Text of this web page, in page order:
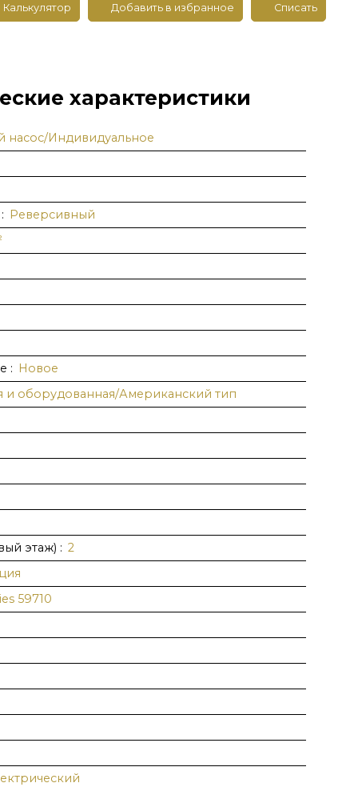
Калькулятор Добавить в избранное Списать
характеристики
насос/Индивидуальнoe
: Реверсивный
: Новое
и оборудованная/Американский тип
этаж) : 2
59710